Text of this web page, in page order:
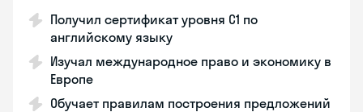
Получил сертификат уровня С1 по
английскому языку
Изучал международное право и экономику в
Европе
Обучает правилам построения предложений